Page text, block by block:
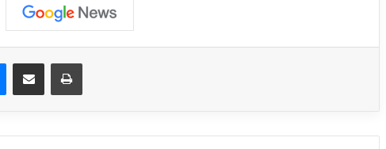
MessengerCompartir vía correo electrónicoImprimir